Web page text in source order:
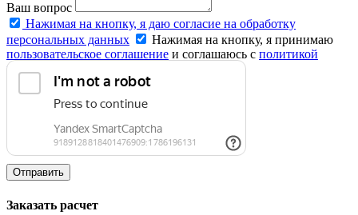
Ваш вопрос
Нажимая на кнопку, я даю согласие на обработку
персональных данных
Нажимая на кнопку, я принимаю
пользовательское соглашение и соглашаюсь с политикой
конфиденциальности
Отправить
Заказать расчет